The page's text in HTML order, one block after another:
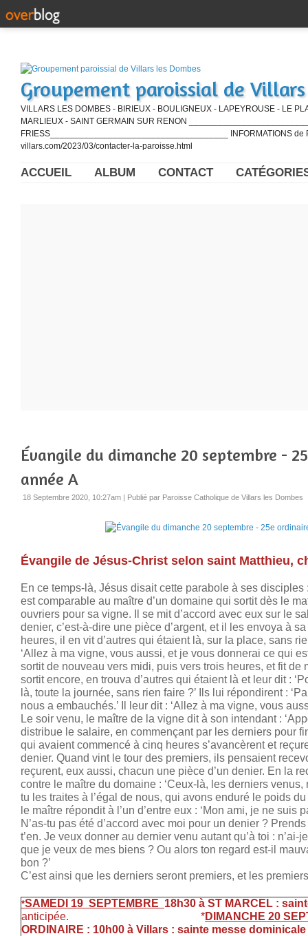
Groupement paroissial de
VILLARS LES DOMBES - BIRIEUX - BOULIGNEUX - LAPEYROUSE - LE
MARLIEUX - SAINT GERMAIN SUR RENON
FRIESS_____________________________________ INFORMATIONS de
villars.com/2023/03/contacter-la-paroisse.html
ACCUEIL ALBUM CONTACT
Évangile du dimanche 20 septembre -
année A
18 Septembre 2020, 10:27am | Publié par Paroisse Catholique de Villars les Dombes
Évangile de Jésus-Christ selon saint Matthieu,
En ce temps-là, Jésus disait cette parabole à ses
est comparable au maître d’un domaine qui sortit dès le
ouvriers pour sa vigne. Il se mit d’accord avec eux sur le
denier, c’est-à-dire une pièce d’argent, et il les envoya à
heures, il en vit d’autres qui étaient là, sur la place, sans
‘Allez à ma vigne, vous aussi, et je vous donnerai ce qui
sortit de nouveau vers midi, puis vers trois heures, et fit de
sortit encore, en trouva d’autres qui étaient là et leur dit :
là, toute la journée, sans rien faire ?’ Ils lui répondirent :
nous a embauchés.’ Il leur dit : ‘Allez à ma vigne, vous
Le soir venu, le maître de la vigne dit à son intendant :
distribue le salaire, en commençant par les derniers pour
qui avaient commencé à cinq heures s’avancèrent et
denier. Quand vint le tour des premiers, ils pensaient
reçurent, eux aussi, chacun une pièce d’un denier. En la
contre le maître du domaine : ‘Ceux-là, les derniers venus,
tu les traites à l’égal de nous, qui avons enduré le poids
le maître répondit à l’un d’entre eux : ‘Mon ami, je ne suis
N’as-tu pas été d’accord avec moi pour un denier ?
t’en. Je veux donner au dernier venu autant qu’à toi : n’ai-
que je veux de mes biens ? Ou alors ton regard est-il
bon ?’
C’est ainsi que les derniers seront premiers, et les
*SAMEDI 19 SEPTEMBRE 18h30 à ST MARCEL :
anticipée. *DIMANCHE 20
ORDINAIRE : 10h00 à Villars : sainte messe